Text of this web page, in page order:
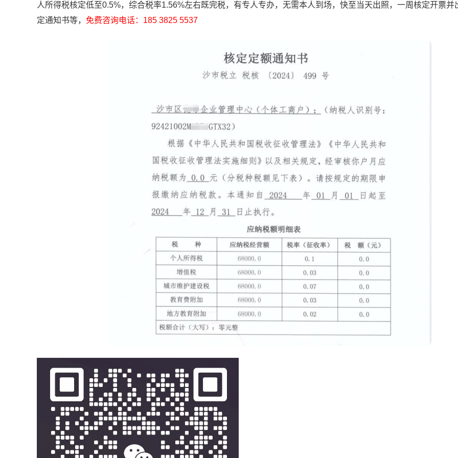
人所得税核定低至0.5%，综合税率1.56%左右既完税，有专人专办，无需本人到场，快至当天出照，一周核定开票并
定通知书等， 免费咨询电话：185 3825 5537